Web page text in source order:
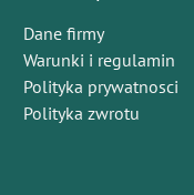
Dane firmy
Warunki i regulamin
Polityka prywatnosci
Polityka zwrotu